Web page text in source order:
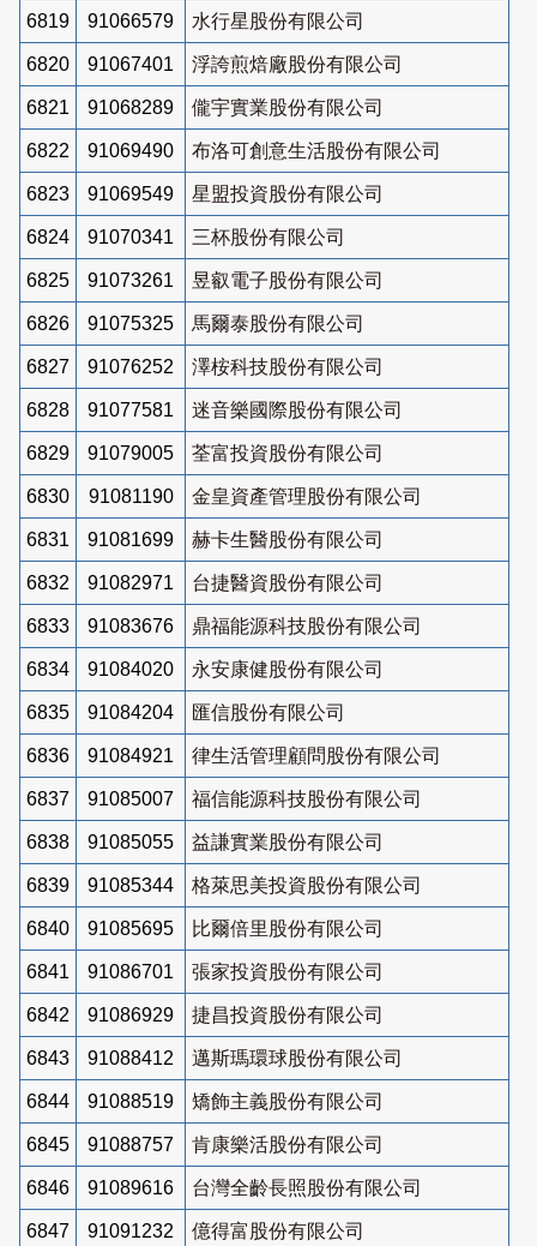
6819 91066579 水行星股份有限公司
6820 91067401 浮誇煎焙廠股份有限公司
6821 91068289 儱宇實業股份有限公司
6822 91069490 布洛可創意生活股份有限公司
6823 91069549 星盟投資股份有限公司
6824 91070341 三杯股份有限公司
6825 91073261 昱叡電子股份有限公司
6826 91075325 馬爾泰股份有限公司
6827 91076252 澤桉科技股份有限公司
6828 91077581 迷音樂國際股份有限公司
6829 91079005 荃富投資股份有限公司
6830 91081190 金皇資產管理股份有限公司
6831 91081699 赫卡生醫股份有限公司
6832 91082971 台捷醫資股份有限公司
6833 91083676 鼎福能源科技股份有限公司
6834 91084020 永安康健股份有限公司
6835 91084204 匯信股份有限公司
6836 91084921 律生活管理顧問股份有限公司
6837 91085007 福信能源科技股份有限公司
6838 91085055 益謙實業股份有限公司
6839 91085344 格萊思美投資股份有限公司
6840 91085695 比爾倍里股份有限公司
6841 91086701 張家投資股份有限公司
6842 91086929 捷昌投資股份有限公司
6843 91088412 邁斯瑪環球股份有限公司
6844 91088519 矯飾主義股份有限公司
6845 91088757 肯康樂活股份有限公司
6846 91089616 台灣全齡長照股份有限公司
6847 91091232 億得富股份有限公司